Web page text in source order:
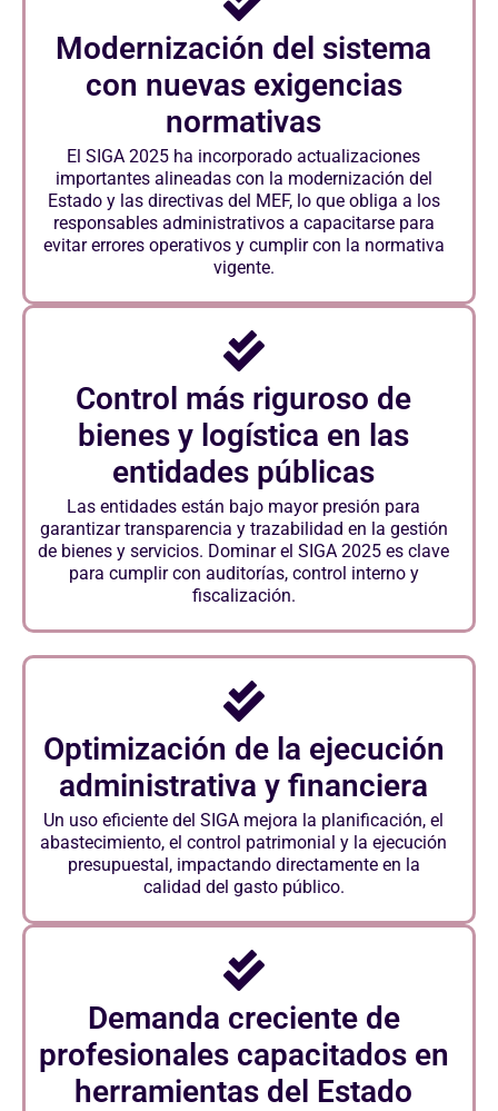
Modernización del sistema
con nuevas exigencias
normativas
El SIGA 2025 ha incorporado actualizaciones
importantes alineadas con la modernización del
Estado y las directivas del MEF, lo que obliga a los
responsables administrativos a capacitarse para
evitar errores operativos y cumplir con la normativa
vigente.
Control más riguroso de
bienes y logística en las
entidades públicas
Las entidades están bajo mayor presión para
garantizar transparencia y trazabilidad en la gestión
de bienes y servicios. Dominar el SIGA 2025 es clave
para cumplir con auditorías, control interno y
fiscalización.
Optimización de la ejecución
administrativa y financiera
Un uso eficiente del SIGA mejora la planificación, el
abastecimiento, el control patrimonial y la ejecución
presupuestal, impactando directamente en la
calidad del gasto público.
Demanda creciente de
profesionales capacitados en
herramientas del Estado